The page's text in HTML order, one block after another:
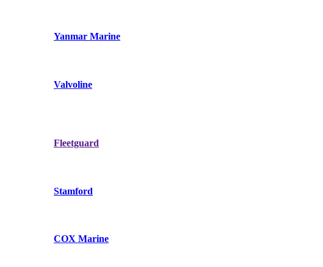
Yanmar Marine
Valvoline
Fleetguard
Stamford
COX Marine